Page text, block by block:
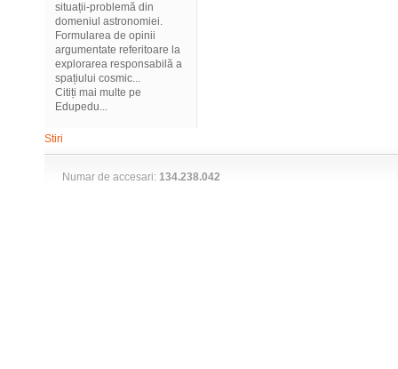
situații-problemă din
domeniul astronomiei.
Formularea de opinii
argumentate referitoare la
explorarea responsabilă a
spațiului cosmic...
Citiți mai multe pe
Edupedu...
Stiri
Numar de accesari: 134.238.042